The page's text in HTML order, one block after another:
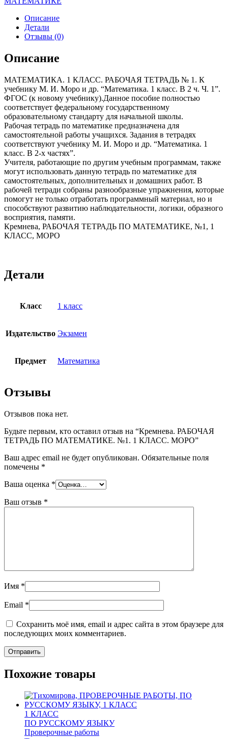
ПО
МАТЕМАТИКЕ.
№1.
1
Описание
Детали
Отзывы (0)
Описание
МАТЕМАТИКА. 1 КЛАСС. РАБОЧАЯ ТЕТРАДЬ № 1. К
учебнику М. И. Моро и др. “Математика. 1 класс. В 2 ч. Ч. 1”.
ФГОС (к новому учебнику).Данное пособие полностью
соответствует федеральному государственному
образовательному стандарту для начальной школы.
Рабочая тетрадь по математике предназначена для
самостоятельной работы учащихся. Задания в тетрадях
соответствуют учебнику М. И. Моро и др. “Математика. 1
класс. В 2-х частях”.
Учителя, работающие по другим учебным программам, также
могут использовать данную тетрадь по математике для
самостоятельных, дополнительных и домашних работ. В
рабочей тетради собраны разнообразные упражнения, которые
помогут не только отработать программный материал, но и
способствуют развитию наблюдательности, логики, образного
восприятия, памяти.
Кремнева, РАБОЧАЯ ТЕТРАДЬ ПО МАТЕМАТИКЕ, №1, 1
КЛАСС, МОРО
Детали
Класс 1 класс
Издательство Экзамен
Предмет Математика
Отзывы
Отзывов пока нет.
Будьте первым, кто оставил отзыв на “Кремнева. РАБОЧАЯ
ТЕТРАДЬ ПО МАТЕМАТИКЕ. №1. 1 КЛАСС. МОРО”
Ваш адрес email не будет опубликован. Обязательные поля
помечены *
Ваша оценка *
Ваш отзыв *
Имя *
Email *
Сохранить моё имя, email и адрес сайта в этом браузере для
последующих моих комментариев.
Похожие товары
1 КЛАСС
ПО РУССКОМУ ЯЗЫКУ
Проверочные работы